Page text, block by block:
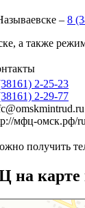
– 8
а также
2-25-23
2-29-77
мфц-омск.рф/
получить
карте